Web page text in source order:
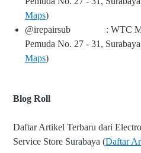
Maps)
@irepairsub
: WTC
Pemuda No. 27 - 31,
Maps)
Blog Roll
Daftar Artikel Terbaru dari
Service Store Surabaya (Daftar